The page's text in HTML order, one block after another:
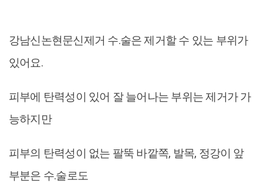
강남신논현문신제거 수.술은 제거할 수 있는 부위가
있어요.
피부에 탄력성이 있어 잘 늘어나는 부위는 제거가 가
능하지만
피부의 탄력성이 없는 팔뚝 바깥쪽, 발목, 정강이 앞
부분은 수.술로도